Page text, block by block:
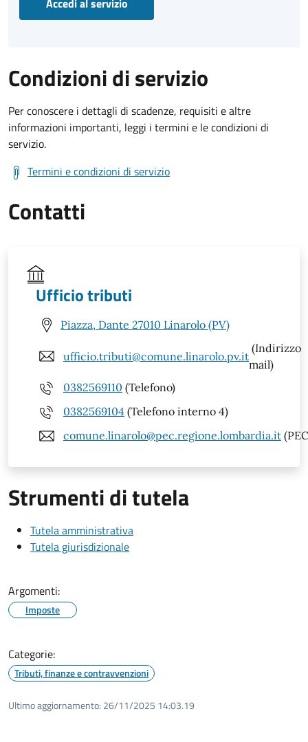
Condizioni di servizio
Per conoscere i dettagli di scadenze, requisiti e altre
informazioni importanti, leggi i termini e le condizioni di
servizio.
Termini e condizioni di servizio
Contatti
Ufficio tributi
Piazza, Dante 27010 Linarolo (PV)
ufficio.tributi@comune.linarolo.pv.it
(Indirizzo
mail)
0382569110 (Telefono)
0382569104 (Telefono interno 4)
comune.linarolo@pec.regione.lombardia.it
Strumenti di tutela
Tutela amministrativa
Tutela giurisdizionale
Argomenti:
Imposte
Categorie:
Tributi, finanze e contravvenzioni
Ultimo aggiornamento: 26/11/2025 14:03.19